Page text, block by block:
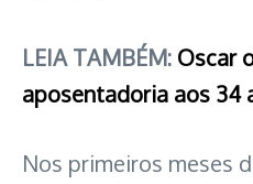
LEIA TAMBÉM: Oscar
aposentadoria aos 34
Nos primeiros meses